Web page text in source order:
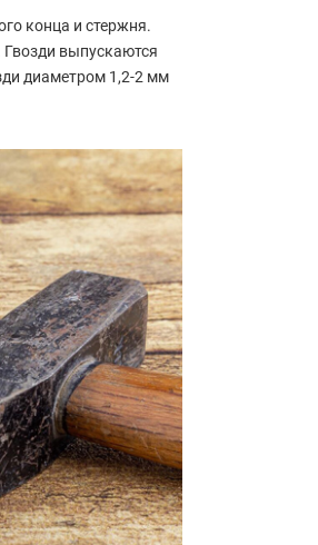
конца и стержня.
выпускаются
диаметром 1,2-2 мм